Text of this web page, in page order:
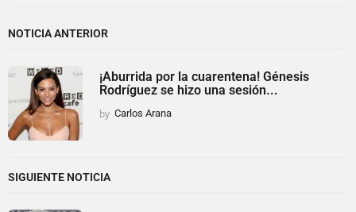
NOTICIA ANTERIOR
¡Aburrida por la cuarentena! Génesis
Rodríguez se hizo una sesión...
by Carlos Arana
SIGUIENTE NOTICIA